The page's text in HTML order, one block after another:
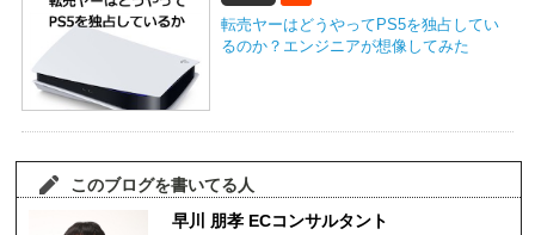
転売ヤーはどうやってPS5を独占してい
るのか？エンジニアが想像してみた
このブログを書いてる人
早川 朋孝 ECコンサルタント